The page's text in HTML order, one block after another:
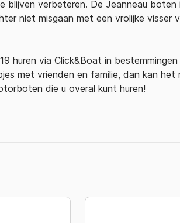
verbeteren. De Jeanneau boten
niet misgaan met een vrolijke
huren via Click&Boat in
met vrienden en familie, dan kan
die u overal kunt huren!